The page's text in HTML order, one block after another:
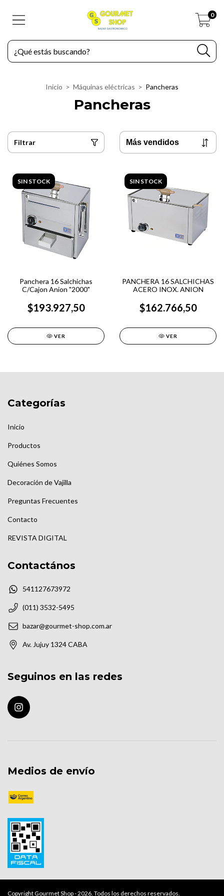
0
Inicio > Máquinas eléctricas > Pancheras
Pancheras
Filtrar
SIN STOCK
Panchera 16 Salchichas
C/Cajon Anion "2000"
$193.927,50
VER
SIN STOCK
PANCHERA 16 SALCHICHAS
ACERO INOX. ANION
$162.766,50
VER
Categorías
Inicio
Productos
Quiénes Somos
Decoración de Vajilla
Preguntas Frecuentes
Contacto
REVISTA DIGITAL
Contactános
541127673972
(011) 3532-5495
bazar@gourmet-shop.com.ar
Av. Jujuy 1324 CABA
Seguinos en las redes
Medios de envío
Copyright Gourmet Shop - 2026. Todos los derechos reservados.